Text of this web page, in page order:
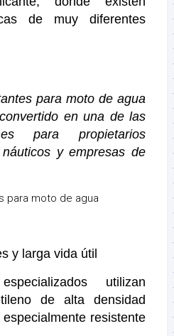
de muy diferentes
para moto de agua
en una de las
para propietarios
y empresas de
y larga vida útil
utilizan
de alta densidad
resistente